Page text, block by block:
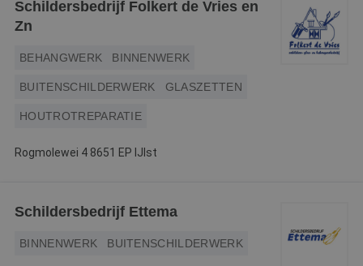
Contact
Magazines
Schildersbedrijf Folkert de Vries en
Zn
BEHANGWERK BINNENWERK
BUITENSCHILDERWERK GLASZETTEN
HOUTROTREPARATIE
Rogmolewei 4 8651 EP IJlst
Schildersbedrijf Ettema
BINNENWERK BUITENSCHILDERWERK